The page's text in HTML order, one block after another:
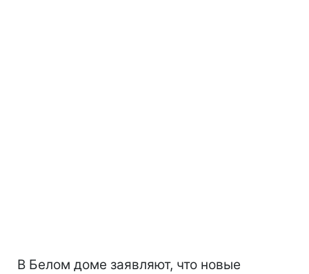
В Белом доме заявляют, что новые